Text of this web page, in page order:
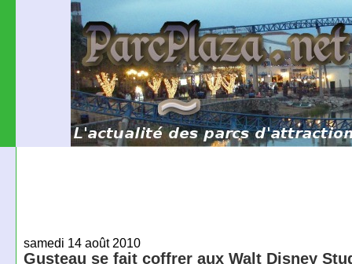
samedi 14 août 2010
Gusteau se fait coffrer aux Walt Disney